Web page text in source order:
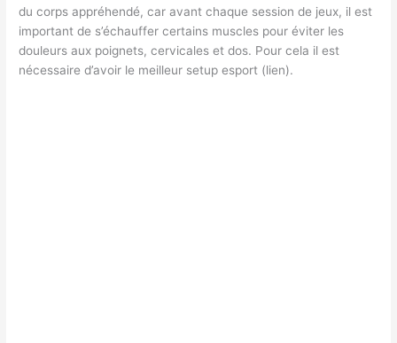
du corps appréhendé, car avant chaque session de jeux, il est
important de s’échauffer certains muscles pour éviter les
douleurs aux poignets, cervicales et dos. Pour cela il est
nécessaire d’avoir le meilleur setup esport (lien).